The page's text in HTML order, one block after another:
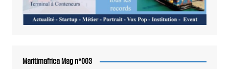
Maritimafrica Mag n°003